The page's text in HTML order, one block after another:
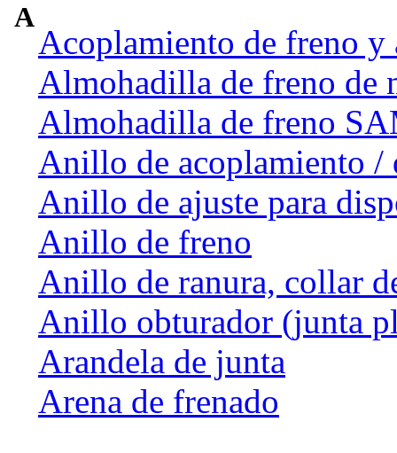
A
Acoplamiento de freno y
Almohadilla de freno de
Almohadilla de freno
Anillo de acoplamiento /
Anillo de ajuste para
Anillo de freno
Anillo de ranura, collar
Anillo obturador (junta
Arandela de junta
Arena de frenado